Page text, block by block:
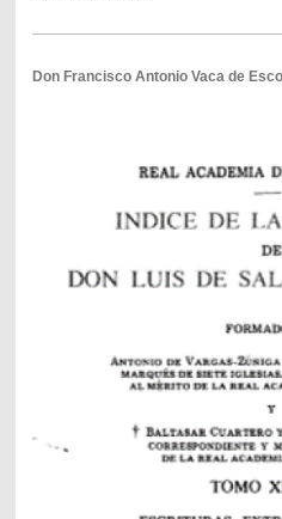
Don Francisco Antonio Vaca de